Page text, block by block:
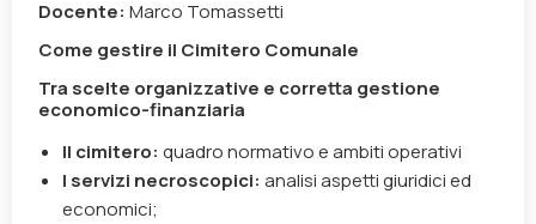
Docente: Marco Tomassetti
Come gestire il Cimitero Comunale
Tra scelte organizzative e corretta gestione
economico-finanziaria
Il cimitero: quadro normativo e ambiti operativi
I servizi necroscopici: analisi aspetti giuridici ed
economici;